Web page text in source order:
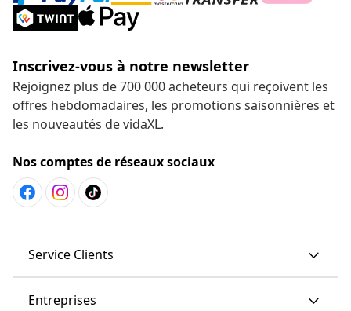
Inscrivez-vous à notre newsletter
Rejoignez plus de 700 000 acheteurs qui reçoivent les
offres hebdomadaires, les promotions saisonnières et
les nouveautés de vidaXL.
Nos comptes de réseaux sociaux
Service Clients
Entreprises